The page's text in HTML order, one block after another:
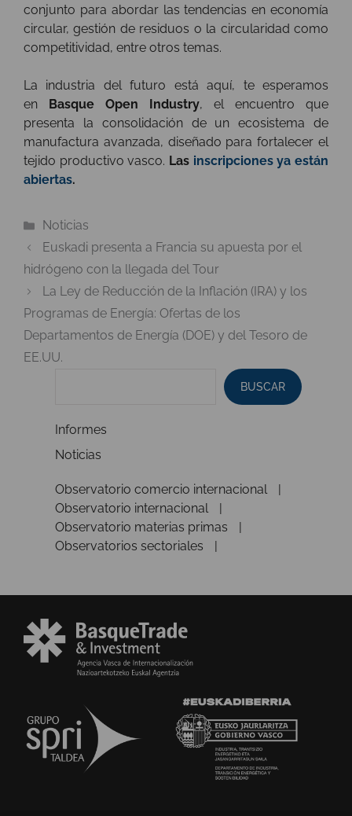
conjunto para abordar las tendencias en economía
circular, gestión de residuos o la circularidad como
competitividad, entre otros temas.
La industria del futuro está aquí, te esperamos
en
Basque Open Industry, el encuentro que
presenta la consolidación de un ecosistema de
manufactura avanzada, diseñado para fortalecer el
tejido productivo vasco. Las inscripciones ya están
abiertas.
Categorías
Noticias
Euskadi presenta a Francia su apuesta por el
hidrógeno con la llegada del Tour
La Ley de Reducción de la Inflación (IRA) y los
Programas de Energía: Ofertas de los
Departamentos de Energía (DOE) y del Tesoro de
EE.UU.
BUSCAR
Informes
Noticias
Observatorio comercio internacional
Observatorio internacional
Observatorio materias primas
Observatorios sectoriales